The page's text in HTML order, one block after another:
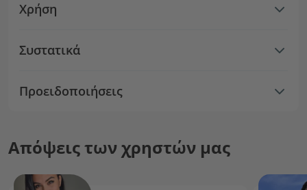
Χρήση
Συστατικά
Προειδοποιήσεις
Απόψεις των χρηστών μας